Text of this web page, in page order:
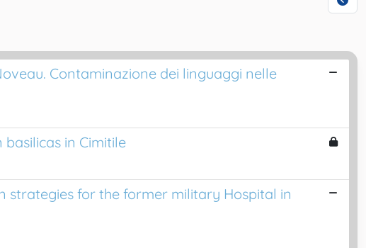
Contaminazione dei linguaggi nelle
in Cimitile
strategies for the former military Hospital in